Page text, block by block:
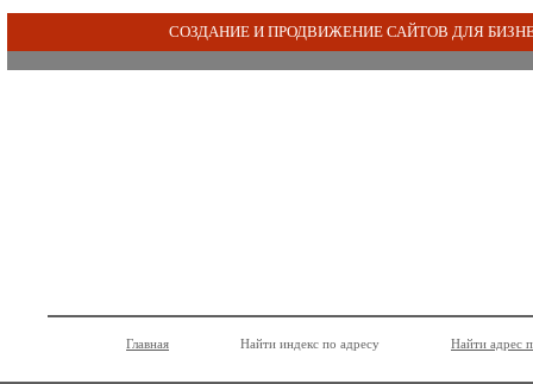
СОЗДАНИЕ И ПРОДВИЖЕНИЕ САЙТОВ ДЛЯ
Главная Найти индекс по адресу Найти адрес